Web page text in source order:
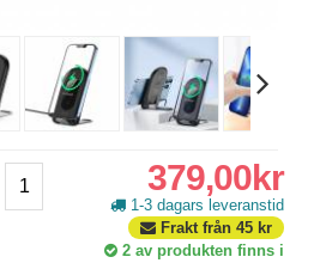
379,00kr
1-3 dagars leveranstid
Frakt från 45kr
2av produkten finns i